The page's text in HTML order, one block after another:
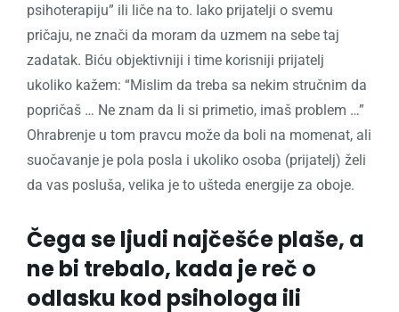
psihoterapiju” ili liče na to. Iako prijatelji o svemu
pričaju, ne znači da moram da uzmem na sebe taj
zadatak. Biću objektivniji i time korisniji prijatelj
ukoliko kažem: “Mislim da treba sa nekim stručnim da
popričaš … Ne znam da li si primetio, imaš problem …”
Ohrabrenje u tom pravcu može da boli na momenat, ali
suočavanje je pola posla i ukoliko osoba (prijatelj) želi
da vas posluša, velika je to ušteda energije za oboje.
Čega se ljudi najčešće plaše, a
ne bi trebalo, kada je reč o
odlasku kod psihologa ili